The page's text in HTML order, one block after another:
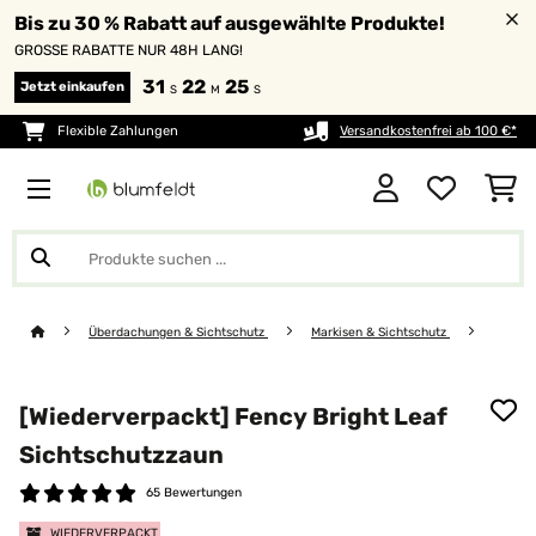
Bis zu 30 % Rabatt auf ausgewählte Produkte!
GROSSE RABATTE NUR 48H LANG!
Jetzt einkaufen 31 S 22 M 25 S
Flexible Zahlungen Versandkostenfrei ab 100 €*
Überdachungen & Sichtschutz Markisen & Sichtschutz
[Wiederverpackt] Fency Bright Leaf
Sichtschutzzaun
65 Bewertungen